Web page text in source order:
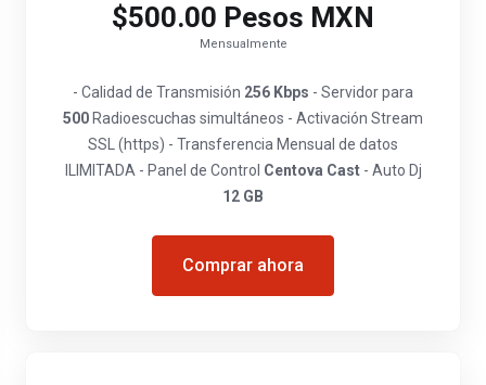
$500.00 Pesos MXN
Mensualmente
- Calidad de Transmisión 256 Kbps - Servidor para
500 Radioescuchas simultáneos - Activación Stream
SSL (https) - Transferencia Mensual de datos
ILIMITADA - Panel de Control Centova Cast- Auto Dj
12 GB
Comprar ahora